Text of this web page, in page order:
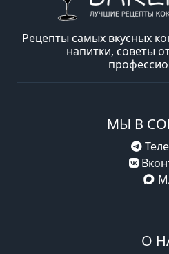
Рецепты самых вкусных
напитки, советы
МЫ В
О